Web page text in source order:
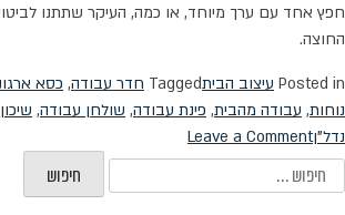
חפץ אחד עם ערך מיוחד, או כמה, העיקר שתתנו
החוצה.
Posted in עיצוב הביתTagged חדר עבודה, כסא
נוחות, עבודה מהבית, פינת עבודה, שולחן עבודה,
נדל"ןLeave a Comment
on
עצבו
לעצמכם
חיפוש: